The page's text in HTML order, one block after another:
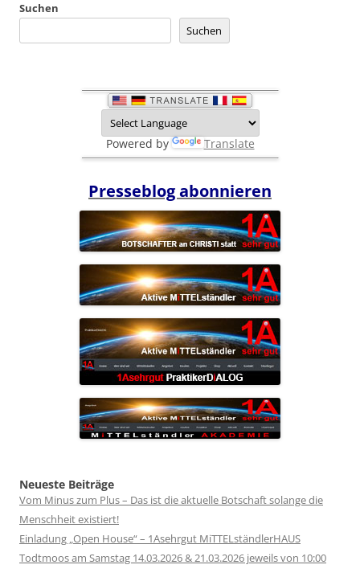
Suchen
Suchen
Powered by Translate
Presseblog abonnieren
Neueste Beiträge
Vom Minus zum Plus – Das ist die aktuelle Botschaft solange die
Menschheit existiert!
Einladung „Open House“ – 1Asehrgut MiTTELständlerHAUS
Todtmoos am Samstag 14.03.2026 & 21.03.2026 jeweils von 10:00